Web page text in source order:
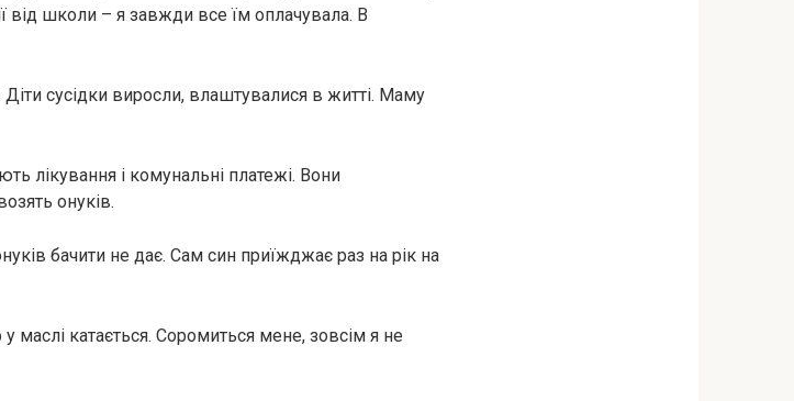
від школи – я завжди все їм оплачувала. В
сусідки виросли, влаштувалися в житті. Маму
лікування і комунальні платежі. Вони
онуків.
бачити не дає. Сам син приїжджає раз на рік на
маслі катається. Соромиться мене, зовсім я не